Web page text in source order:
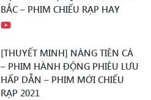
BẮC – PHIM CHIẾU RẠP HAY
[THUYẾT MINH] NÀNG TIÊN CÁ
– PHIM HÀNH ĐỘNG PHIÊU LƯU
HẤP DẪN – PHIM MỚI CHIẾU
RẠP 2021